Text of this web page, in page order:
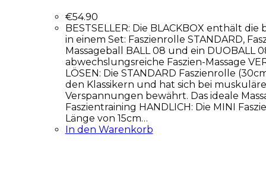
€54.90
BESTSELLER: Die BLACKBOX enthält die
in einem Set: Faszienrolle STANDARD,
Massageball BALL 08 und ein DUOBALL
abwechslungsreiche Faszien-Massage
LÖSEN: Die STANDARD Faszienrolle
den Klassikern und hat sich bei
Verspannungen bewährt. Das ideale
Faszientraining HANDLICH: Die MINI
Länge von 15cm…
In den Warenkorb